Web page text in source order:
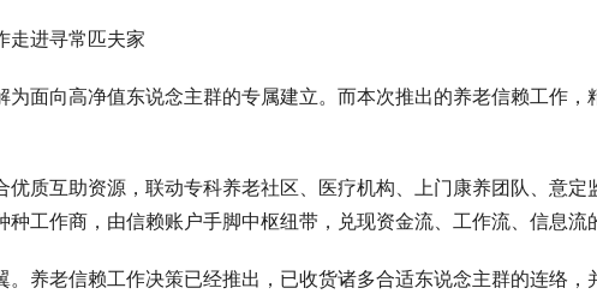
走进寻常匹夫家
为面向高净值东说念主群的专属建立。而本次推出的养老信赖工作
质互助资源，联动专科养老社区、医疗机构、上门康养团队、意定
工作商，由信赖账户手脚中枢纽带，兑现资金流、工作流、信息流
。养老信赖工作决策已经推出，已收货诸多合适东说念主群的连络